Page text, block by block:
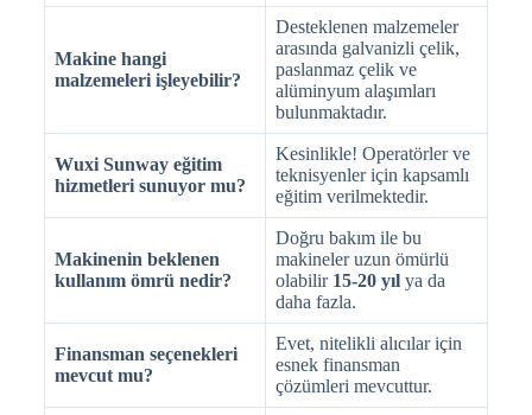
Makine hangi
malzemeleri işleyebilir?
Desteklenen malzemeler
arasında galvanizli çelik,
paslanmaz çelik ve
alüminyum alaşımları
bulunmaktadır.
Wuxi Sunway eğitim
hizmetleri sunuyor mu?
Kesinlikle! Operatörler ve
teknisyenler için kapsamlı
eğitim verilmektedir.
Makinenin beklenen
kullanım ömrü nedir?
Doğru bakım ile bu
makineler uzun ömürlü
olabilir 15-20 yılya da
daha fazla.
Finansman seçenekleri
mevcut mu?
Evet, nitelikli alıcılar için
esnek finansman
çözümleri mevcuttur.